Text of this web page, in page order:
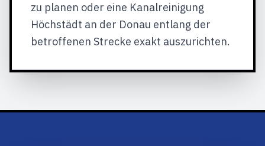
zu planen oder eine Kanalreinigung
Höchstädt an der Donau entlang der
betroffenen Strecke exakt auszurichten.